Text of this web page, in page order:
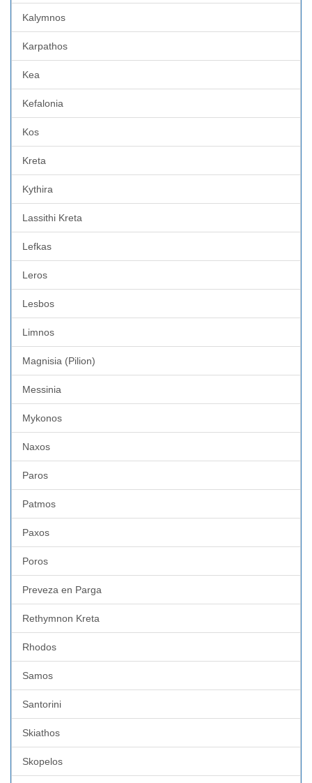
Kalymnos
Karpathos
Kea
Kefalonia
Kos
Kreta
Kythira
Lassithi Kreta
Lefkas
Leros
Lesbos
Limnos
Magnisia (Pilion)
Messinia
Mykonos
Naxos
Paros
Patmos
Paxos
Poros
Preveza en Parga
Rethymnon Kreta
Rhodos
Samos
Santorini
Skiathos
Skopelos